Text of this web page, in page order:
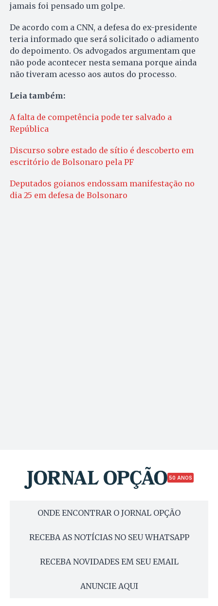
jamais foi pensado um golpe.
De acordo com a CNN, a defesa do ex-presidente
teria informado que será solicitado o adiamento
do depoimento. Os advogados argumentam que
não pode acontecer nesta semana porque ainda
não tiveram acesso aos autos do processo.
Leia também:
A falta de competência pode ter salvado a
República
Discurso sobre estado de sítio é descoberto em
escritório de Bolsonaro pela PF
Deputados goianos endossam manifestação no
dia 25 em defesa de Bolsonaro
50 ANOS
ONDE ENCONTRAR O JORNAL OPÇÃO
RECEBA AS NOTÍCIAS NO SEU WHATSAPP
RECEBA NOVIDADES EM SEU EMAIL
ANUNCIE AQUI